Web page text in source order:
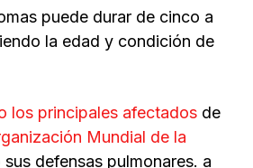
puede durar de cinco a
la edad y condición de
los principales afectados de
Mundial de la
defensas pulmonares. a